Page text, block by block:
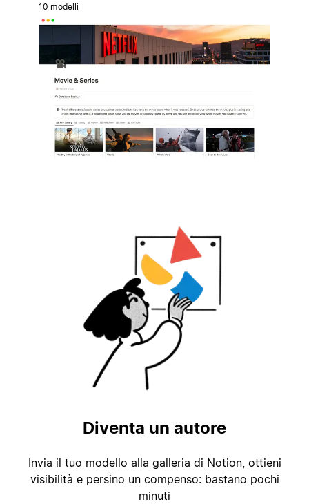
10 modelli
Diventa un autore
Invia il tuo modello alla galleria di Notion, ottieni
visibilità e persino un compenso: bastano pochi
minuti